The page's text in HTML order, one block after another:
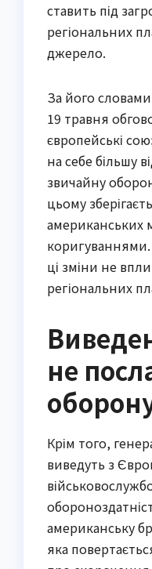
ставить під
регіональних
джерело.
За його
19 травня
європейські
на себе більшу
звичайну
цьому
американських
коригуваннями.
ці зміни не
регіональних
не
Крім того,
виведуть з
американську
яка